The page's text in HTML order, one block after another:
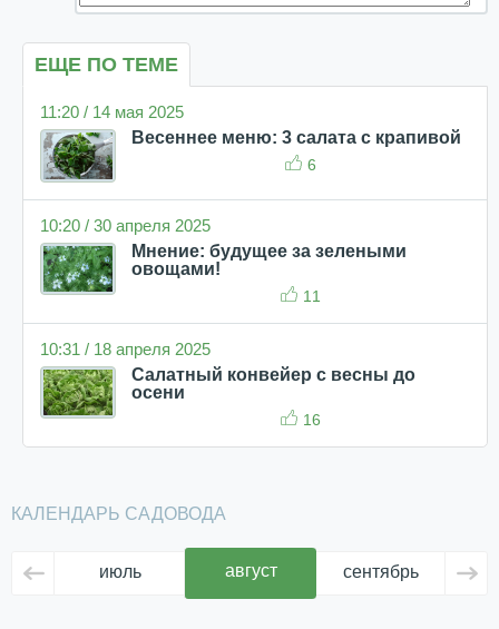
ЕЩЕ ПО ТЕМЕ
11:20 / 14 мая 2025
Весеннее меню: 3 салата с крапивой
6
10:20 / 30 апреля 2025
Мнение: будущее за зелеными
овощами!
11
10:31 / 18 апреля 2025
Салатный конвейер с весны до
осени
16
КАЛЕНДАРЬ САДОВОДА
июль август сентябрь